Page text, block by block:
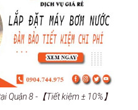
Quận 8 -【Tiết kiệm ± 10%】